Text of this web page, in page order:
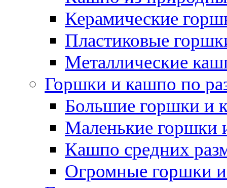
Керамические
Пластиковые
Металлические
Горшки и кашпо по
Большие горшки и
Маленькие горшки
Кашпо средних
Огромные горшки